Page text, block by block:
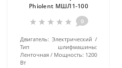
Phiolent МШЛ1-100
0
Двигатель: Электрический
Тип шлифмашины:
Ленточная
Мощность: 1200
Вт